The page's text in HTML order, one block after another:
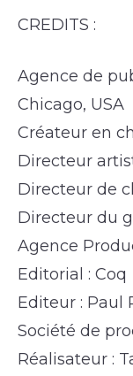
CREDITS :
Agence de
Chicago, USA
Créateur en
Directeur
Directeur de
Directeur du
Agence
Editorial : Coq
Editeur : Paul
Société de
Réalisateur :